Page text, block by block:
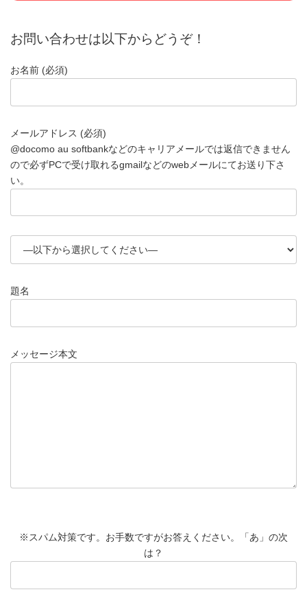
お問い合わせは以下からどうぞ！
お名前 (必須)
メールアドレス (必須)
@docomo au softbankなどのキャリアメールでは返信できません
ので必ずPCで受け取れるgmailなどのwebメールにてお送り下さ
い。
題名
メッセージ本文
※スパム対策です。お手数ですがお答えください。「あ」の次
は？